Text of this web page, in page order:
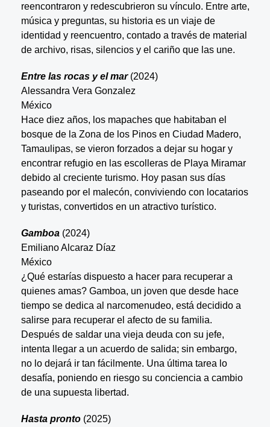
reencontraron y redescubrieron su vínculo. Entre arte,
música y preguntas, su historia es un viaje de
identidad y reencuentro, contado a través de material
de archivo, risas, silencios y el cariño que las une.
Entre las rocas y el mar(2024)
Alessandra Vera Gonzalez
México
Hace diez años, los mapaches que habitaban el
bosque de la Zona de los Pinos en Ciudad Madero,
Tamaulipas, se vieron forzados a dejar su hogar y
encontrar refugio en las escolleras de Playa Miramar
debido al creciente turismo. Hoy pasan sus días
paseando por el malecón, conviviendo con locatarios
y turistas, convertidos en un atractivo turístico.
Gamboa(2024)
Emiliano Alcaraz Díaz
México
¿Qué estarías dispuesto a hacer para recuperar a
quienes amas? Gamboa, un joven que desde hace
tiempo se dedica al narcomenudeo, está decidido a
salirse para recuperar el afecto de su familia.
Después de saldar una vieja deuda con su jefe,
intenta llegar a un acuerdo de salida; sin embargo,
no lo dejará ir tan fácilmente. Una última tarea lo
desafía, poniendo en riesgo su conciencia a cambio
de una supuesta libertad.
Hasta pronto(2025)